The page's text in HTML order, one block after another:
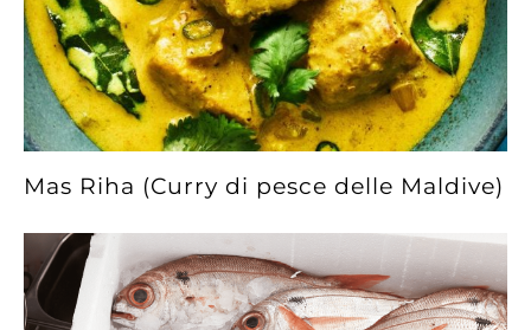
Mas Riha (Curry di pesce delle Maldive)